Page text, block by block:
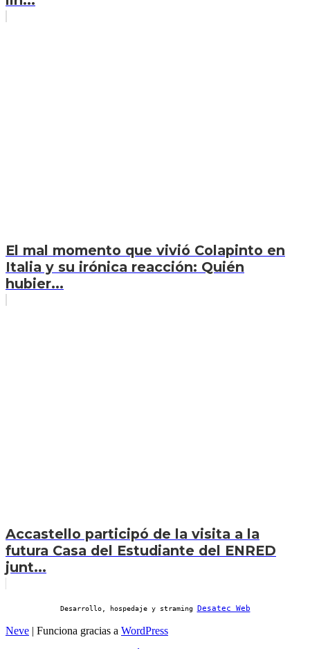
El mal momento que vivió Colapinto en
Italia y su irónica reacción: Quién
hubier...
Accastello participó de la visita a la
futura Casa del Estudiante del ENRED
junt...
Desarrollo, hospedaje y straming Desatec Web
Neve | Funciona gracias a WordPress